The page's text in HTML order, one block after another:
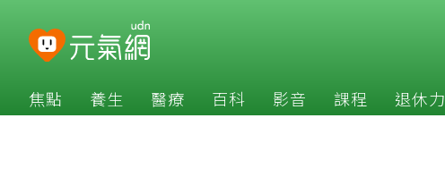
焦點 養生 醫療 百科 影音 課程 退休力